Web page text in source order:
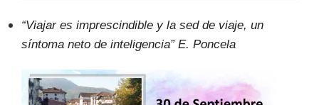
“Viajar es imprescindible y la sed de viaje, un
síntoma neto de inteligencia” E. Poncela